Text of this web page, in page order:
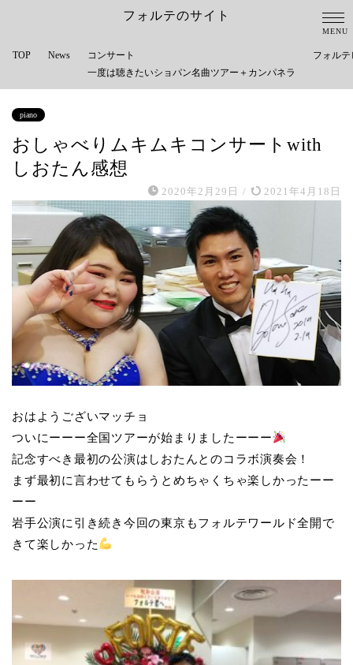
フォルテのサイト
TOP News
コンサート
一度は聴きたいショパン名曲ツアー＋カンパネラ
フォル
piano
おしゃべりムキムキコンサートwith
しおたん感想
2020年2月29日 / 2021年4月18日
おはようございマッチョ
ついにーーー全国ツアーが始まりましたーーー
記念すべき最初の公演はしおたんとのコラボ演奏会！
まず最初に言わせてもらうとめちゃくちゃ楽しかったーー
ーー
岩手公演に引き続き今回の東京もフォルテワールド全開で
きて楽しかった